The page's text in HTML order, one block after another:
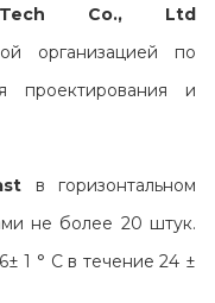
Tech Co., Ltd
организацией по
проектирования и
в горизонтальном
не более 20 штук.
1 ° C в течение 24 ±